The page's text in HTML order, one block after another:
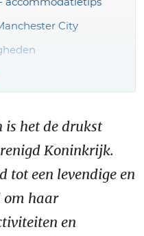
City
& tips
is het de drukst
Koninkrijk.
tot een levendige en
om haar
en